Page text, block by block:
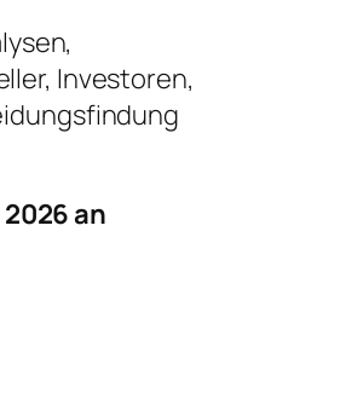
Investoren,
an